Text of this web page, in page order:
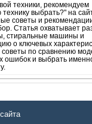
техники, рекомендуем
выбрать?" на
советы и
Статья охватывает
стиральные машины и
о ключевых
советы по сравнению
ошибок и выбрать